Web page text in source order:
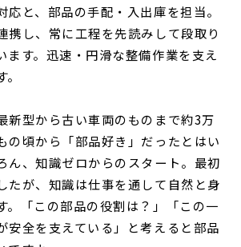
応と、部品の手配・入出庫を担当。
携し、常に工程を先読みして段取り
ます。迅速・円滑な整備作業を支え
新型から古い車両のものまで約3万
の頃から「部品好き」だったとはい
ん、知識ゼロからのスタート。最初
たが、知識は仕事を通して自然と身
。「この部品の役割は？」「この一
安全を支えている」と考えると部品